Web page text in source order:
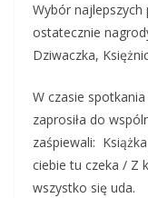
Wybór
ostatecznie
Dziwaczka,
W czasie
zaprosiła do
zaśpiewali:
ciebie tu czeka / Z
wszystko się uda.